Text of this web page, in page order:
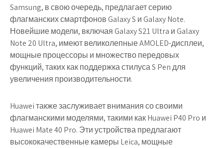
Samsung, в свою очередь, предлагает серию
флагманских смартфонов Galaxy S и Galaxy Note.
Новейшие модели, включая Galaxy S21 Ultra и Galaxy
Note 20 Ultra, имеют великолепные AMOLED-дисплеи,
мощные процессоры и множество передовых
функций, таких как поддержка стилуса S Pen для
увеличения производительности.
Huawei также заслуживает внимания со своими
флагманскими моделями, такими как Huawei P40 Pro и
Huawei Mate 40 Pro. Эти устройства предлагают
высококачественные камеры Leica, мощные